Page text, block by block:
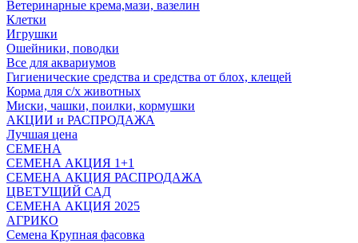
Ветеринарные крема,мази, вазелин
Клетки
Игрушки
Ошейники, поводки
Все для аквариумов
Гигиенические средства и средства от блох, клещей
Корма для с/х животных
Миски, чашки, поилки, кормушки
АКЦИИ и РАСПРОДАЖА
Лучшая цена
СЕМЕНА
СЕМЕНА АКЦИЯ 1+1
СЕМЕНА АКЦИЯ РАСПРОДАЖА
ЦВЕТУЩИЙ САД
СЕМЕНА АКЦИЯ 2025
АГРИКО
Семена Крупная фасовка